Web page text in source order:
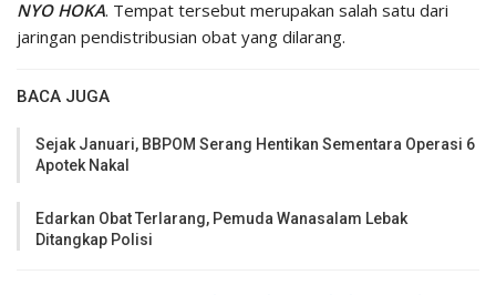
NYO HOKA. Tempat tersebut merupakan salah satu dari
jaringan pendistribusian obat yang dilarang.
BACA JUGA
Sejak Januari, BBPOM Serang Hentikan Sementara Operasi 6
Apotek Nakal
Edarkan Obat Terlarang, Pemuda Wanasalam Lebak
Ditangkap Polisi